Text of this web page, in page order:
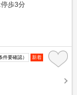
歩3分
要確認） 新着